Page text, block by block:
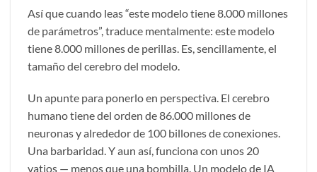
Así que cuando leas “este modelo tiene 8.000 millones
de parámetros”, traduce mentalmente: este modelo
tiene 8.000 millones de perillas. Es, sencillamente, el
tamaño del cerebro del modelo.
Un apunte para ponerlo en perspectiva. El cerebro
humano tiene del orden de 86.000 millones de
neuronas y alrededor de 100 billones de conexiones.
Una barbaridad. Y aun así, funciona con unos 20
vatios — menos que una bombilla. Un modelo de IA